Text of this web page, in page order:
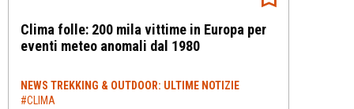
Clima folle: 200 mila vittime in Europa per
eventi meteo anomali dal 1980
NEWS TREKKING & OUTDOOR: ULTIME NOTIZIE
#CLIMA